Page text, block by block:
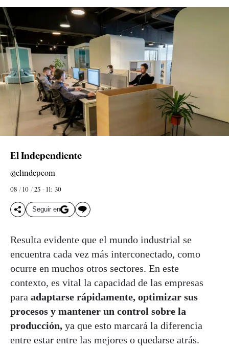
El Independiente
@elindepcom
08 / 10 / 25 - 11: 30
Seguir en
Resulta evidente que el mundo industrial se
encuentra cada vez más interconectado, como
ocurre en muchos otros sectores. En este
contexto, es vital la capacidad de las empresas
para adaptarse rápidamente, optimizar sus
procesos y mantener un control sobre la
producción, ya que esto marcará la diferencia
entre estar entre las mejores o quedarse atrás.